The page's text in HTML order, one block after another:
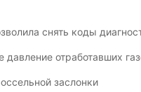
снять коды
отработавших
заслонки